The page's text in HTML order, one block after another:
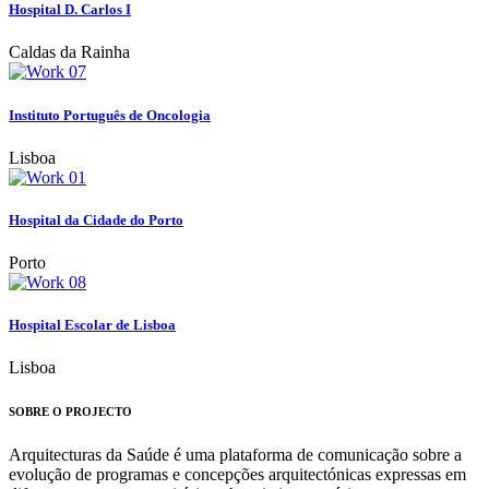
Hospital D. Carlos I
Caldas da Rainha
Instituto Português de Oncologia
Lisboa
Hospital da Cidade do Porto
Porto
Hospital Escolar de Lisboa
Lisboa
SOBRE O PROJECTO
Arquitecturas da Saúde é uma plataforma de comunicação sobre a
evolução de programas e concepções arquitectónicas expressas em